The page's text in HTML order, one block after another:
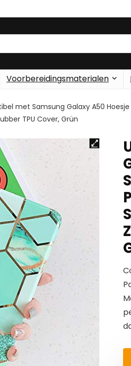
Voorbereidingsmaterialen
met Samsung Galaxy A50
TPU Cover, Grün